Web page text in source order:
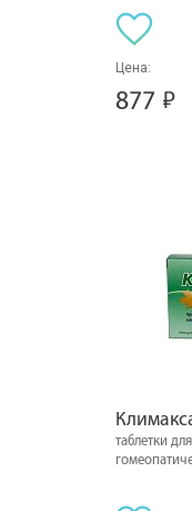
Цена:
877
таблетки